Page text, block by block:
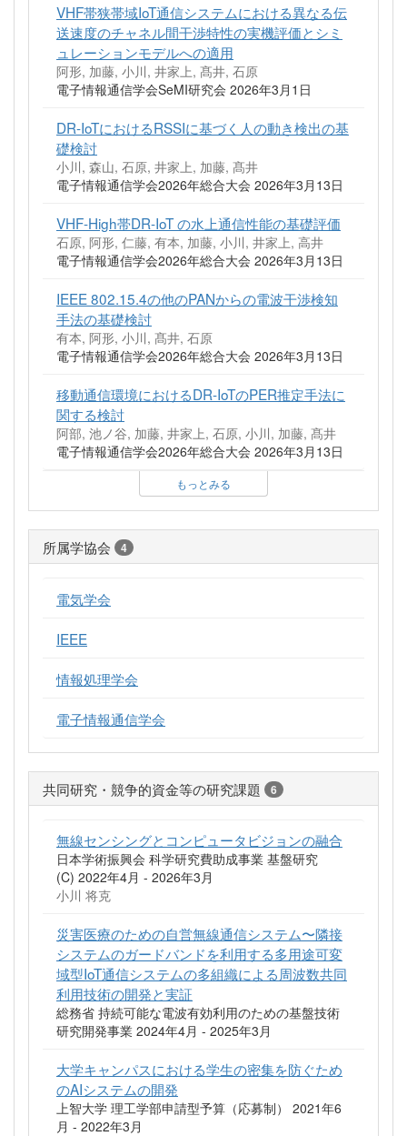
VHF帯狭帯域IoT通信システムにおける異なる伝
送速度のチャネル間干渉特性の実機評価とシミ
ュレーションモデルへの適用
阿形, 加藤, 小川, 井家上, 髙井, 石原
電子情報通信学会SeMI研究会 2026年3月1日
DR-IoTにおけるRSSIに基づく人の動き検出の基
礎検討
小川, 森山, 石原, 井家上, 加藤, 髙井
電子情報通信学会2026年総合大会 2026年3月13日
VHF-High帯DR-IoT の水上通信性能の基礎評価
石原, 阿形, 仁藤, 有本, 加藤, 小川, 井家上, 高井
電子情報通信学会2026年総合大会 2026年3月13日
IEEE 802.15.4の他のPANからの電波干渉検知
手法の基礎検討
有本, 阿形, 小川, 髙井, 石原
電子情報通信学会2026年総合大会 2026年3月13日
移動通信環境におけるDR-IoTのPER推定手法に
関する検討
阿部, 池ノ谷, 加藤, 井家上, 石原, 小川, 加藤, 髙井
電子情報通信学会2026年総合大会 2026年3月13日
もっとみる
所属学協会 4
電気学会
IEEE
情報処理学会
電子情報通信学会
共同研究・競争的資金等の研究課題 6
無線センシングとコンピュータビジョンの融合
日本学術振興会 科学研究費助成事業 基盤研究
(C) 2022年4月 - 2026年3月
小川 将克
災害医療のための自営無線通信システム〜隣接
システムのガードバンドを利用する多用途可変
域型IoT通信システムの多組織による周波数共同
利用技術の開発と実証
総務省 持続可能な電波有効利用のための基盤技術
研究開発事業 2024年4月 - 2025年3月
大学キャンパスにおける学生の密集を防ぐため
のAIシステムの開発
上智大学 理工学部申請型予算（応募制） 2021年6
月 - 2022年3月